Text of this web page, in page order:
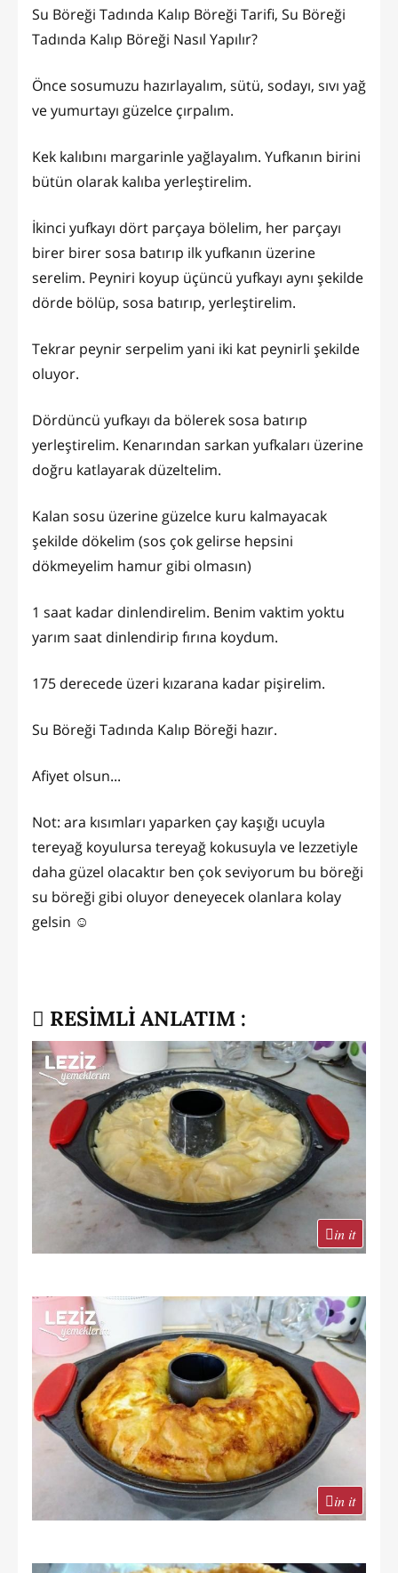
Su Böreği Tadında Kalıp Böreği Tarifi, Su Böreği
Tadında Kalıp Böreği Nasıl Yapılır?
Önce sosumuzu hazırlayalım, sütü, sodayı, sıvı yağ
ve yumurtayı güzelce çırpalım.
Kek kalıbını margarinle yağlayalım. Yufkanın birini
bütün olarak kalıba yerleştirelim.
İkinci yufkayı dört parçaya bölelim, her parçayı
birer birer sosa batırıp ilk yufkanın üzerine
serelim. Peyniri koyup üçüncü yufkayı aynı şekilde
dörde bölüp, sosa batırıp, yerleştirelim.
Tekrar peynir serpelim yani iki kat peynirli şekilde
oluyor.
Dördüncü yufkayı da bölerek sosa batırıp
yerleştirelim. Kenarından sarkan yufkaları üzerine
doğru katlayarak düzeltelim.
Kalan sosu üzerine güzelce kuru kalmayacak
şekilde dökelim (sos çok gelirse hepsini
dökmeyelim hamur gibi olmasın)
1 saat kadar dinlendirelim. Benim vaktim yoktu
yarım saat dinlendirip fırına koydum.
175 derecede üzeri kızarana kadar pişirelim.
Su Böreği Tadında Kalıp Böreği hazır.
Afiyet olsun...
Not: ara kısımları yaparken çay kaşığı ucuyla
tereyağ koyulursa tereyağ kokusuyla ve lezzetiyle
daha güzel olacaktır ben çok seviyorum bu böreği
su böreği gibi oluyor deneyecek olanlara kolay
gelsin ☺️
RESİMLİ ANLATIM :
in it
in it